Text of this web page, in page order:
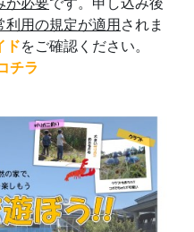
用の規定が適用されま
ドをご確認ください。
チラ